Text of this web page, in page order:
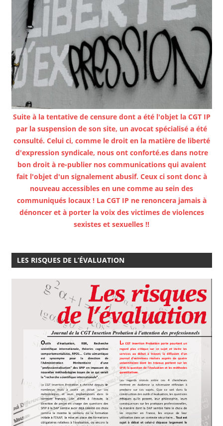
Suite à la tentative de censure dont a été l'objet la CGT IP
par la suspension de son site, un avocat spécialisé a été
consulté. Celui ci, comme le droit en la matière de liberté
d'expression syndicale, nous ont conforté.es dans notre
bon droit à re-publier nos communications qui avaient
fait l'objet d'un signalement abusif. Ceux ci sont donc à
nouveau accessibles en une comme au sein des
communiqués locaux ! La CGT IP ne renoncera jamais à
dénoncer et à porter la voix des victimes de violences
sexistes et sexuelles !!
LES RISQUES DE L’ÉVALUATION